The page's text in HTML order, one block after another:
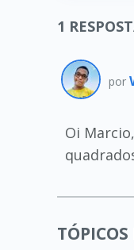
1
por
Oi